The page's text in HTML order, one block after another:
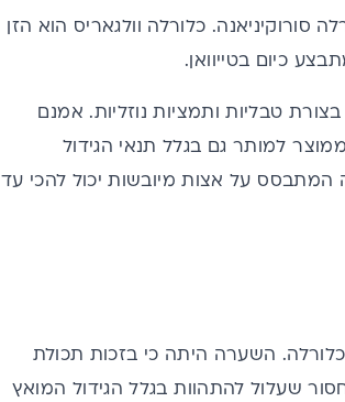
סורוקיניאנה. כלורלה וולגאריס הוא הזן
כיום בטייוואן.
טבליות ותמציות נוזליות. אמנם
למותר גם בגלל תנאי הגידול
המתבסס על אצות מיובשות יכול להכי עד
כלורלה. השערה היתה כי בזכות תכולת
שעלול להתהוות בגלל הגידול המואץ